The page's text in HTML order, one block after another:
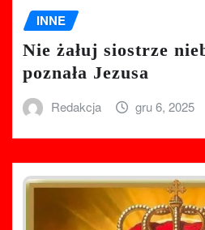
INNE
Nie żałuj siostrze
poznała Jezusa
Redakcja gru 6, 2025